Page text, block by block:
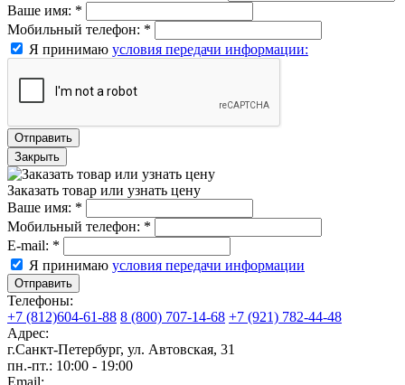
Ваше имя: *
Мобильный телефон: *
Я принимаю условия передачи информации:
Отправить
Закрыть
Заказать товар или узнать цену
Ваше имя: *
Мобильный телефон: *
E-mail: *
Я принимаю условия передачи информации
Отправить
Телефоны:
+7 (812)604-61-88 8 (800) 707-14-68 +7 (921) 782-44-48
Адрес:
г.Санкт-Петербург, ул. Автовская, 31
пн.-пт.: 10:00 - 19:00
Email: